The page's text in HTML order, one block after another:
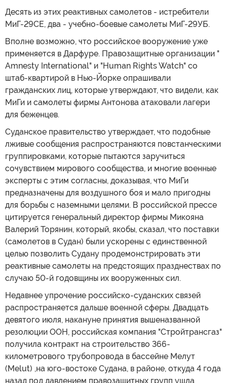
Десять из этих реактивных самолетов - истребители
МиГ-29СЕ, два - учебно-боевые самолеты МиГ-29УБ.
Вполне возможно, что российское вооружение уже
применяется в Дарфуре. Правозащитные организации "
Amnesty International" и "Human Rights Watch" со
штаб-квартирой в Нью-Йорке опрашивали
гражданских лиц, которые утверждают, что видели, как
МиГи и самолеты фирмы Антонова атаковали лагери
для беженцев.
Суданское правительство утверждает, что подобные
лживые сообщения распространяются повстанческими
группировками, которые пытаются заручиться
сочувствием мирового сообщества, и многие военные
эксперты с этим согласны, доказывая, что МиГи
предназначены для воздушного боя и мало пригодны
для борьбы с наземными целями. В российской прессе
цитируется генеральный директор фирмы Микояна
Валерий Торянин, который, якобы, сказал, что поставки
(самолетов в Судан) были ускорены с единственной
целью позволить Судану продемонстрировать эти
реактивные самолеты на предстоящих празднествах по
случаю 50-й годовщины их вооруженных сил.
Недавнее упрочение российско-суданских связей
распространяется дальше военной сферы. Двадцать
девятого июля, накануне принятия вышеназванной
резолюции ООН, российская компания "Стройтрансгаз"
получила контракт на строительство 366-
километрового трубопровода в бассейне Мелут
(Melut) ,на юго-востоке Судана, в районе, откуда 4 года
назад под давлением правозащитных групп ушла